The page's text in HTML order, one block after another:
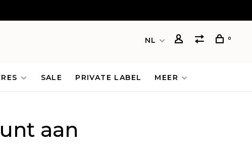
NL 0
SALE PRIVATE LABEL MEER
aan